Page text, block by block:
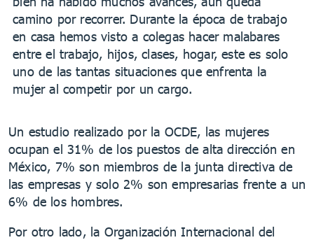
camino por recorrer. Durante la época de trabajo
en casa hemos visto a colegas hacer malabares
entre el trabajo, hijos, clases, hogar, este es solo
uno de las tantas situaciones que enfrenta la
mujer al competir por un cargo.
Un estudio realizado por la OCDE, las mujeres
ocupan el 31% de los puestos de alta dirección en
México, 7% son miembros de la junta directiva de
las empresas y solo 2% son empresarias frente a un
6% de los hombres.
Por otro lado, la Organización Internacional del